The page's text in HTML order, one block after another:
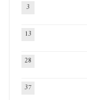
3
13
28
37